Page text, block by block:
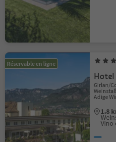
Réservable en ligne
Girlan/
Adige
1.8
Vino